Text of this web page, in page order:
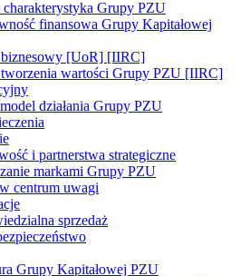
Grupy PZU
finansowa Grupy Kapitałowej
[UoR] [IIRC]
wartości Grupy PZU [IIRC]
działania Grupy PZU
i partnerstwa strategiczne
markami Grupy PZU
centrum uwagi
sprzedaż
Grupy Kapitałowej PZU